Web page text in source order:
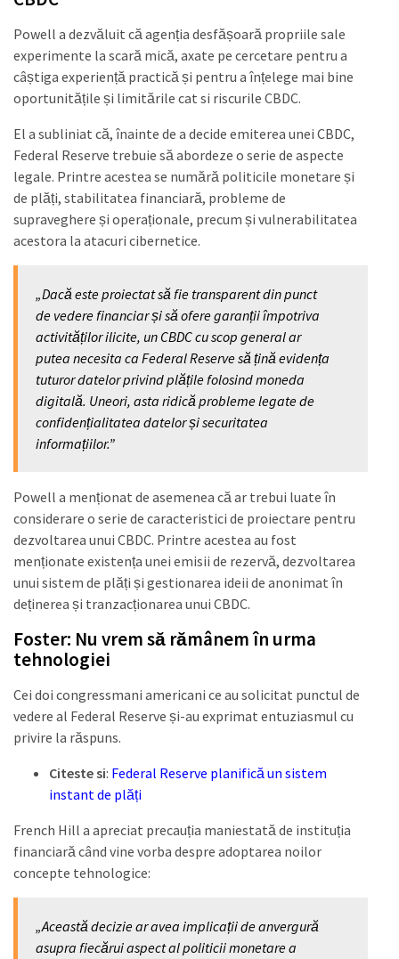
Powell a dezvăluit că agenția desfășoară propriile sale
experimente la scară mică, axate pe cercetare pentru a
câștiga experiență practică și pentru a înțelege mai bine
oportunitățile și limitările cat si riscurile CBDC.
El a subliniat că, înainte de a decide emiterea unei CBDC,
Federal Reserve trebuie să abordeze o serie de aspecte
legale. Printre acestea se numără politicile monetare și
de plăți, stabilitatea financiară, probleme de
supraveghere și operaționale, precum și vulnerabilitatea
acestora la atacuri cibernetice.
„Dacă este proiectat să fie transparent din punct
de vedere financiar și să ofere garanții împotriva
activităților ilicite, un CBDC cu scop general ar
putea necesita ca Federal Reserve să țină evidența
tuturor datelor privind plățile folosind moneda
digitală. Uneori, asta ridică probleme legate de
confidențialitatea datelor și securitatea
informațiilor.”
Powell a menționat de asemenea că ar trebui luate în
considerare o serie de caracteristici de proiectare pentru
dezvoltarea unui CBDC. Printre acestea au fost
menționate existența unei emisii de rezervă, dezvoltarea
unui sistem de plăți și gestionarea ideii de anonimat în
deținerea și tranzacționarea unui CBDC.
Foster: Nu vrem să rămânem în urma
tehnologiei
Cei doi congressmani americani ce au solicitat punctul de
vedere al Federal Reserve și-au exprimat entuziasmul cu
privire la răspuns.
Citeste si: Federal Reserve planifică un sistem
instant de plăți
French Hill a apreciat precauția maniestată de instituția
financiară când vine vorba despre adoptarea noilor
concepte tehnologice:
„Această decizie ar avea implicații de anvergură
asupra fiecărui aspect al politicii monetare a